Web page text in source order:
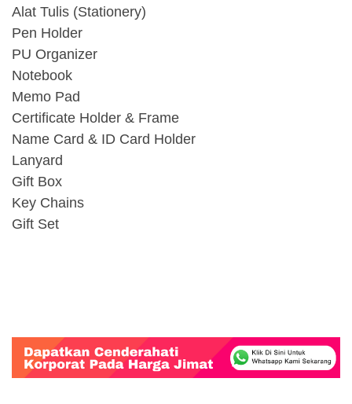
Alat Tulis (Stationery)
Pen Holder
PU Organizer
Notebook
Memo Pad
Certificate Holder & Frame
Name Card & ID Card Holder
Lanyard
Gift Box
Key Chains
Gift Set